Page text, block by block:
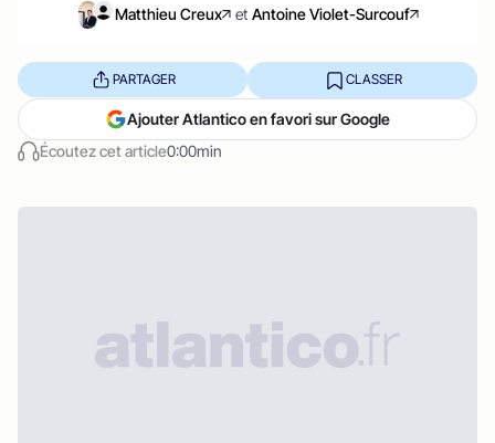
Matthieu Creux et Antoine Violet-Surcouf
Écoutez cet article0:00min
PARTAGER CLASSER
Ajouter Atlantico en favori sur Google